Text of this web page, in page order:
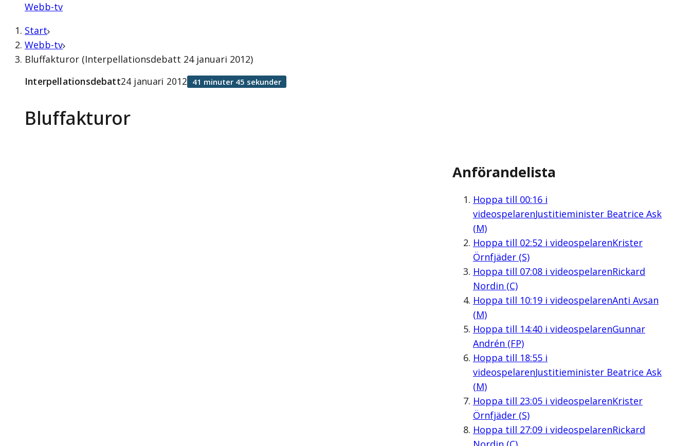
Webb-tv
Start
Webb-tv
Bluffakturor (Interpellationsdebatt 24 januari 2012)
Bluffakturor
Interpellationsdebatt24 januari 2012 41 minuter 45 sekunder
Anförandelista
Hoppa till 00:16i
videospelarenJustitieminister Beatrice Ask
(M)
Hoppa till 02:52 i videospelarenKrister
Örnfjäder (S)
Hoppa till 07:08i videospelarenRickard
Nordin (C)
Hoppa till 10:19i videospelarenAnti Avsan
(M)
Hoppa till 14:40i videospelarenGunnar
Andrén (FP)
Hoppa till 18:55i
videospelarenJustitieminister Beatrice Ask
(M)
Hoppa till 23:05i videospelarenKrister
Örnfjäder (S)
Hoppa till 27:09i videospelarenRickard